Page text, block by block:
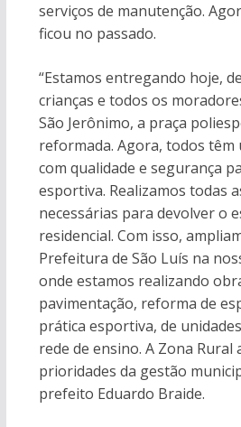
serviços de manutenção.
ficou no passado.
“Estamos entregando hoje,
crianças e todos os
São Jerônimo, a praça
reformada. Agora, todos têm
com qualidade e segurança
esportiva. Realizamos todas
necessárias para devolver o
residencial. Com isso,
Prefeitura de São Luís na
onde estamos realizando
pavimentação, reforma de
prática esportiva, de
rede de ensino. A Zona Rural
prioridades da gestão
prefeito Eduardo Braide.